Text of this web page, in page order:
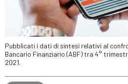
Pubblicati i dati di sintesi relativi al
Bancario Finanziario (ABF) tra 4°
2021.